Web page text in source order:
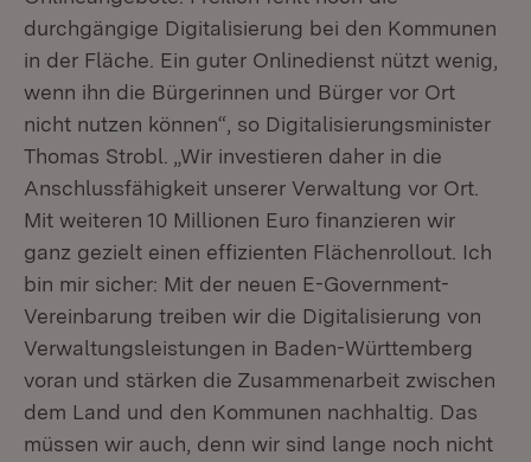
durchgängige Digitalisierung bei den Kommunen
in der Fläche. Ein guter Onlinedienst nützt wenig,
wenn ihn die Bürgerinnen und Bürger vor Ort
nicht nutzen können“, so Digitalisierungsminister
Thomas Strobl. „Wir investieren daher in die
Anschlussfähigkeit unserer Verwaltung vor Ort.
Mit weiteren 10 Millionen Euro finanzieren wir
ganz gezielt einen effizienten Flächenrollout. Ich
bin mir sicher: Mit der neuen E-Government-
Vereinbarung treiben wir die Digitalisierung von
Verwaltungsleistungen in Baden-Württemberg
voran und stärken die Zusammenarbeit zwischen
dem Land und den Kommunen nachhaltig. Das
müssen wir auch, denn wir sind lange noch nicht